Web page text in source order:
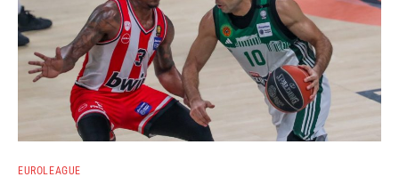
EUROLEAGUE